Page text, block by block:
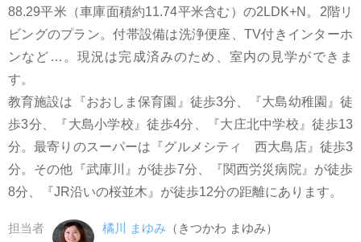
88.29平米（車庫面積約11.74平米含む）の2LDK+N。2階リ
ビングのプラン。付帯設備は洗浄便座、TV付きインターホ
ンなど…。現況は完成済みのため、室内の見学ができま
す。
教育施設は『おおしま保育園』徒歩3分、『大島幼稚園』徒
歩3分、『大島小学校』徒歩4分、『大庄北中学校』徒歩13
分。最寄りのスーパーは『グルメシティ 西大島店』徒歩3
分。その他『武庫川』が徒歩7分、『関西労災病院』が徒歩
8分、『JR沿いの桜並木』が徒歩12分の距離にあります。
担当者 橘川 まゆみ （きつかわ まゆみ）